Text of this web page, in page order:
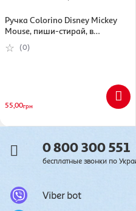
Ручка Colorino Disney Mickey
Mouse, пиши-стирай, в
ассортименте
(0)
55,00грн
0 800 300 551
бесплатные звонки по
Viber bot